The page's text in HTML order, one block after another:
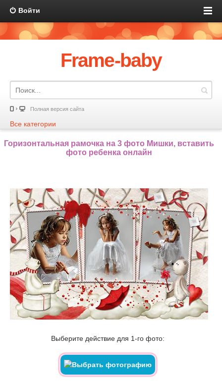
Войти
Frame-baby
Полная версия сайта
Все категории
Горизонтальная рамочка на 3 фото Мишки, вставить
фото ребенка онлайн
Выберите действие для 1-го фото: